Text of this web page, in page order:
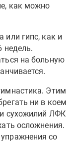
как можно
или гипс, как и
недель.
на больную
Этим
ни в коем
сухожилий ЛФК
осложнения.
со